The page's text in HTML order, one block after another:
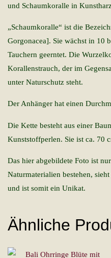
und Schaumkoralle in
„Schaumkoralle“ ist die
Gorgonacea]. Sie wächst in 10
Tauchern geerntet. Die
Korallenstrauch, der im
unter Naturschutz steht.
Der Anhänger hat einen
Die Kette besteht aus einer
Kunststoffperlen. Sie ist ca. 70
Das hier abgebildete Foto ist
Naturmaterialien bestehen,
und ist somit ein Unikat.
Ähnliche